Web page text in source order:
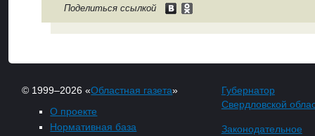
Поделиться ссылкой
© 1999–2026 «Областная газета»
О проекте
Нормативная база
Губернатор
Свердловской
Законодательное